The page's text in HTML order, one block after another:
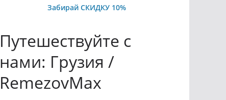
Забирай СКИДКУ 10%
Путешествуйте с
нами: Грузия /
RemezovMax